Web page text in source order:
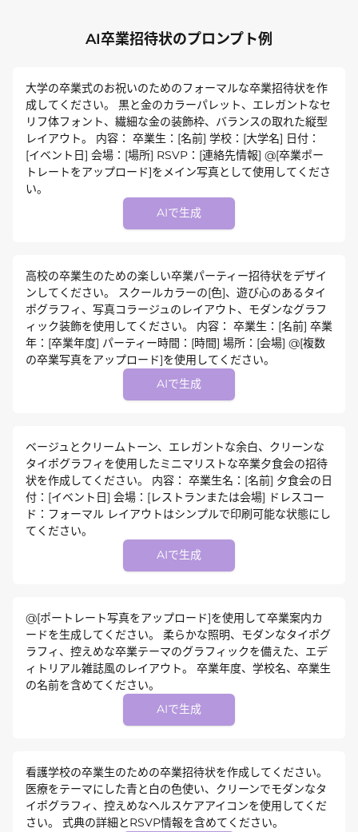
AI卒業招待状のプロンプト例
大学の卒業式のお祝いのためのフォーマルな卒業招待状を作
成してください。 黒と金のカラーパレット、エレガントなセ
リフ体フォント、繊細な金の装飾枠、バランスの取れた縦型
レイアウト。 内容： 卒業生：[名前] 学校：[大学名] 日付：
[イベント日] 会場：[場所] RSVP：[連絡先情報] @[卒業ポー
トレートをアップロード]をメイン写真として使用してくださ
い。
AIで生成
高校の卒業生のための楽しい卒業パーティー招待状をデザイ
ンしてください。 スクールカラーの[色]、遊び心のあるタイ
ポグラフィ、写真コラージュのレイアウト、モダンなグラフ
ィック装飾を使用してください。 内容： 卒業生：[名前] 卒業
年：[卒業年度] パーティー時間：[時間] 場所：[会場] @[複数
の卒業写真をアップロード]を使用してください。
AIで生成
ベージュとクリームトーン、エレガントな余白、クリーンな
タイポグラフィを使用したミニマリストな卒業夕食会の招待
状を作成してください。 内容： 卒業生名：[名前] 夕食会の日
付：[イベント日] 会場：[レストランまたは会場] ドレスコー
ド：フォーマル レイアウトはシンプルで印刷可能な状態にし
てください。
AIで生成
@[ポートレート写真をアップロード]を使用して卒業案内カ
ードを生成してください。 柔らかな照明、モダンなタイポグ
ラフィ、控えめな卒業テーマのグラフィックを備えた、エデ
ィトリアル雑誌風のレイアウト。 卒業年度、学校名、卒業生
の名前を含めてください。
AIで生成
看護学校の卒業生のための卒業招待状を作成してください。
医療をテーマにした青と白の色使い、クリーンでモダンなタ
イポグラフィ、控えめなヘルスケアアイコンを使用してくだ
さい。 式典の詳細とRSVP情報を含めてください。